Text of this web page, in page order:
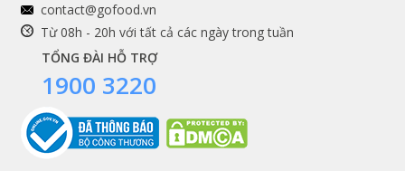
Shopee
DỊCH VỤ
Premium services
contact@gofood.vn
Từ 08h - 20h với tất cả các ngày trong tuần
TỔNG ĐÀI HỖ TRỢ
1900 3220